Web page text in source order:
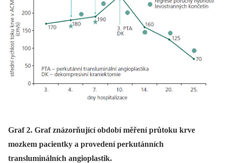
Graf 2. Graf znázorňující období měření průtoku krve
mozkem pacientky a provedení perkutánních
transluminálních angioplastik.